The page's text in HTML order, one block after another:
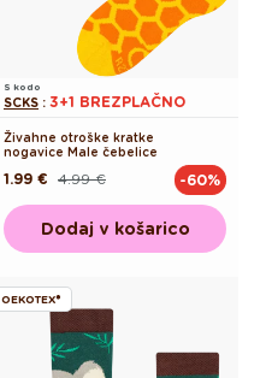
S kodo
SCKS : 3+1 BREZPLAČNO
Živahne otroške kratke
nogavice Male čebelice
Redna 4.99 €
Akcijska
1.99 € -60%
Dodaj v košarico
OEKOTEX®